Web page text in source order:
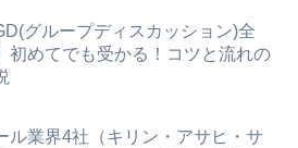
グループディスカッション)全
初めてでも受かる！コツと流れの
ル業界4社（キリン・アサヒ・サ